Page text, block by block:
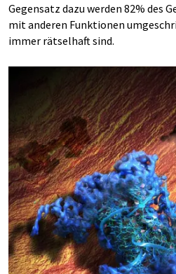
Gegensatz dazu werden 82% des
mit anderen Funktionen
immer rätselhaft sind.